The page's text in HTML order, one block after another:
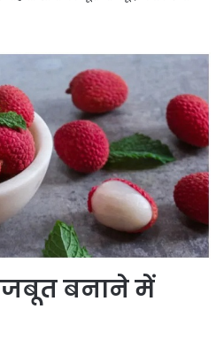
बनाने में